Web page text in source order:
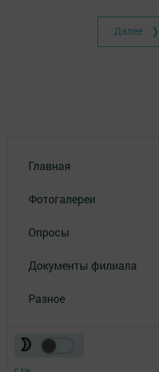
Далее ❯
Главная
Фотогалереи
Опросы
Документы филиала
Разное